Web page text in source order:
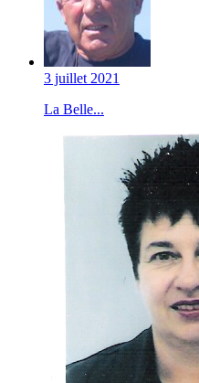
3 juillet 2021
La Belle...